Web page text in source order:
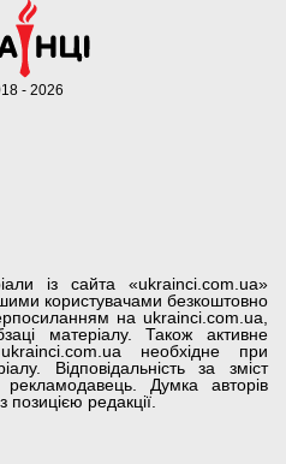
із сайта «ukrainci.com.ua»
користувачами безкоштовно
на ukrainci.com.ua,
матеріалу. Також активне
необхідне при
Відповідальність за зміст
Думка авторів
позицією редакції.
- 2026